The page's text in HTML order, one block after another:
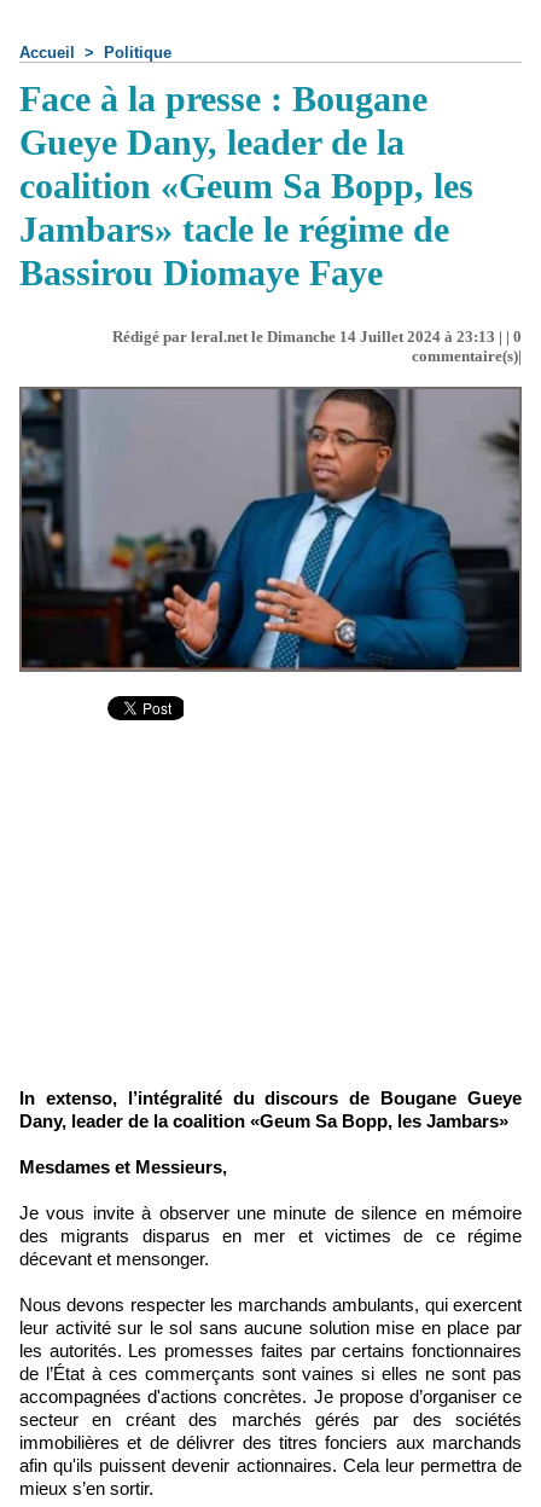
Accueil > Politique
Face à la presse : Bougane
Gueye Dany, leader de la
coalition «Geum Sa Bopp, les
Jambars» tacle le régime de
Bassirou Diomaye Faye
Rédigé par leral.net le Dimanche 14 Juillet 2024 à 23:13 | | 0
commentaire(s)|
In extenso, l’intégralité du discours de Bougane Gueye
Dany, leader de la coalition «Geum Sa Bopp, les Jambars»
Mesdames et Messieurs,
Je vous invite à observer une minute de silence en mémoire
des migrants disparus en mer et victimes de ce régime
décevant et mensonger.
Nous devons respecter les marchands ambulants, qui exercent
leur activité sur le sol sans aucune solution mise en place par
les autorités. Les promesses faites par certains fonctionnaires
de l’État à ces commerçants sont vaines si elles ne sont pas
accompagnées d'actions concrètes. Je propose d’organiser ce
secteur en créant des marchés gérés par des sociétés
immobilières et de délivrer des titres fonciers aux marchands
afin qu'ils puissent devenir actionnaires. Cela leur permettra de
mieux s’en sortir.